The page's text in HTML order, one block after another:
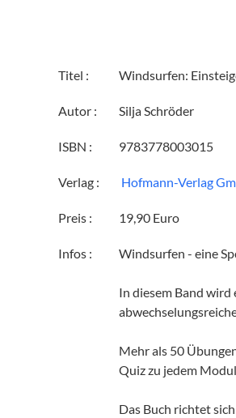
Titel : Windsurfen:
Autor : Silja Schröder
ISBN : 9783778003015
Verlag : Hofmann-Verlag
Preis : 19,90 Euro
Infos : Windsurfen - eine
In diesem Band
Mehr als 50
Quiz zu jedem
Das Buch richtet